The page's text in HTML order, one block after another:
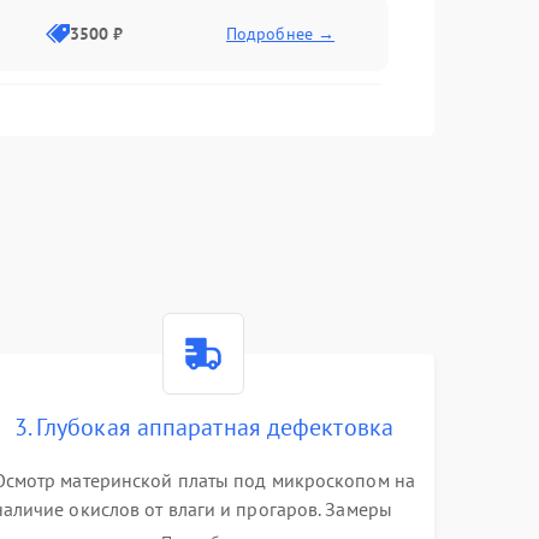
3500 ₽ Подробнее →
3000 ₽ Подробнее →
3. Глубокая аппаратная дефектовка
материнской платы под микроскопом на
окислов от влаги и прогаров. Замеры